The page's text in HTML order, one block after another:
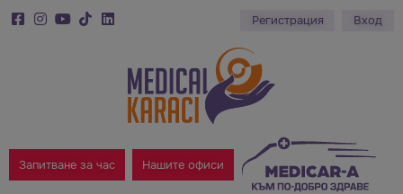
Регистрация Вход
Запитване за час Нашите офиси